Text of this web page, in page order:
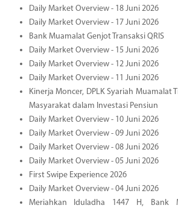
Daily Market Overview - 18 Juni 2026
Daily Market Overview - 17 Juni 2026
Bank Muamalat Genjot Transaksi QRIS
Daily Market Overview - 15 Juni 2026
Daily Market Overview - 12 Juni 2026
Daily Market Overview - 11 Juni 2026
Kinerja Moncer, DPLK Syariah Muamalat
Masyarakat dalam Investasi Pensiun
Daily Market Overview - 10 Juni 2026
Daily Market Overview - 09 Juni 2026
Daily Market Overview - 08 Juni 2026
Daily Market Overview - 05 Juni 2026
First Swipe Experience 2026
Daily Market Overview - 04 Juni 2026
Meriahkan Iduladha 1447 H, Bank